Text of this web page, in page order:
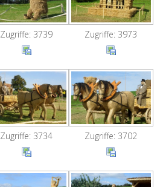
Zugriffe: 3739 Zugriffe: 3973
Zugriffe: 3734 Zugriffe: 3702